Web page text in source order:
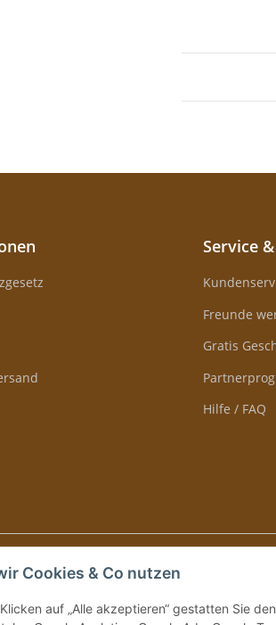
Service
Freunde
Gratis
Hilfe / FAQ
Versand
Cookies & Co nutzen
auf „Alle akzeptieren“ gestatten Sie